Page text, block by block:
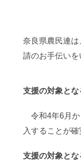
奈良県農民連
請のお手伝いを
支援の対象とな
令和4年6月か
入することが確
支援の対象と